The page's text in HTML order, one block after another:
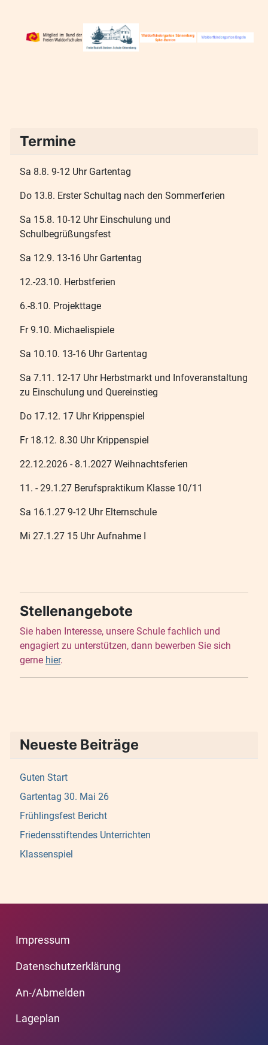
Termine
Sa 8.8. 9-12 Uhr Gartentag
Do 13.8. Erster Schultag nach den Sommerferien
Sa 15.8. 10-12 Uhr Einschulung und
Schulbegrüßungsfest
Sa 12.9. 13-16 Uhr Gartentag
12.-23.10. Herbstferien
6.-8.10. Projekttage
Fr 9.10. Michaelispiele
Sa 10.10. 13-16 Uhr Gartentag
Sa 7.11. 12-17 Uhr Herbstmarkt und Infoveranstaltung
zu Einschulung und Quereinstieg
Do 17.12. 17 Uhr Krippenspiel
Fr 18.12. 8.30 Uhr Krippenspiel
22.12.2026 - 8.1.2027 Weihnachtsferien
11. - 29.1.27 Berufspraktikum Klasse 10/11
Sa 16.1.27 9-12 Uhr Elternschule
Mi 27.1.27 15 Uhr Aufnahme I
Stellenangebote
Sie haben Interesse, unsere Schule fachlich und
engagiert zu unterstützen, dann bewerben Sie sich
gerne hier.
Neueste Beiträge
Guten Start
Gartentag 30. Mai 26
Frühlingsfest Bericht
Friedensstiftendes Unterrichten
Klassenspiel
Impressum
Datenschutzerklärung
An-/Abmelden
Lageplan